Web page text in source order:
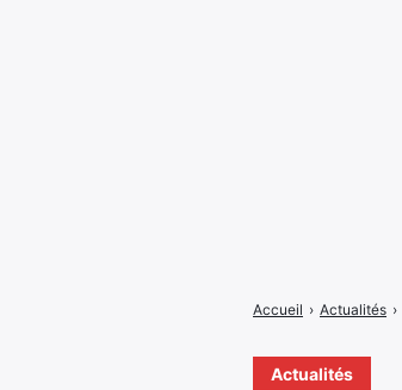
Actualités
Accueil › Actualités ›